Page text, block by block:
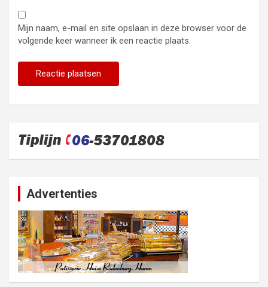
Mijn naam, e-mail en site opslaan in deze browser voor de
volgende keer wanneer ik een reactie plaats.
Advertenties